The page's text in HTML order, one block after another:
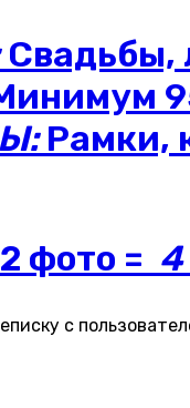
Свадьбы,
Рамки,
фото = 4
с